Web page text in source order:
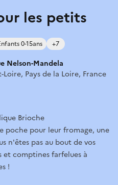
les petits
0-15ans +7
Nelson-Mandela
Loire, Pays de la Loire, France
Brioche
poche pour leur fromage, une
n'êtes pas au bout de vos
et comptines farfelues à
!